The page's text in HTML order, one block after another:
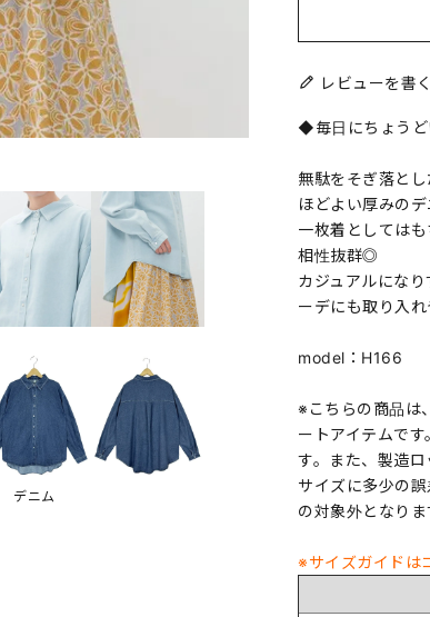
デニム
レビューを書く
◆毎日にちょう
無駄をそぎ落と
ほどよい厚みの
一枚着としては
相性抜群◎
カジュアルにな
ーデにも取り入れ
model：H166
※こちらの商品は
ートアイテムで
す。また、製造
サイズに多少の
の対象外となり
※サイズガイドは